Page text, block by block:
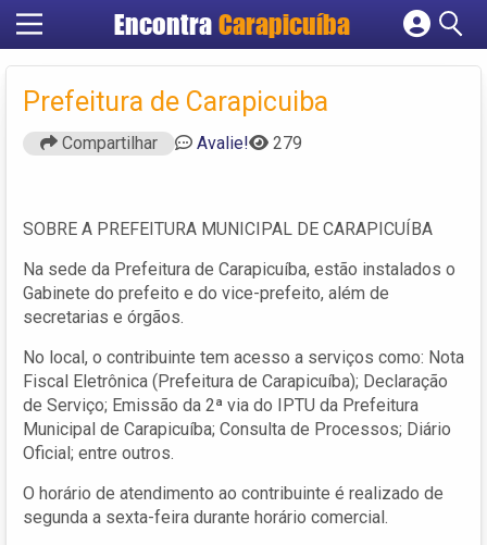
EncontraCarapicuíba
Cadastrar empresa
Criar conta
Prefeitura de Carapicuiba
Compartilhar Avalie! 279
SOBRE A PREFEITURA MUNICIPAL DE CARAPICUÍBA
Na sede da Prefeitura de Carapicuíba, estão instalados o
Gabinete do prefeito e do vice-prefeito, além de
secretarias e órgãos.
No local, o contribuinte tem acesso a serviços como: Nota
Fiscal Eletrônica (Prefeitura de Carapicuíba); Declaração
de Serviço; Emissão da 2ª via do IPTU da Prefeitura
Municipal de Carapicuíba; Consulta de Processos; Diário
Oficial; entre outros.
O horário de atendimento ao contribuinte é realizado de
segunda a sexta-feira durante horário comercial.